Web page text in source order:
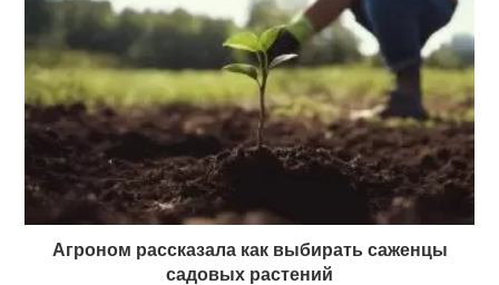
Агроном рассказала как выбирать саженцы
садовых растений